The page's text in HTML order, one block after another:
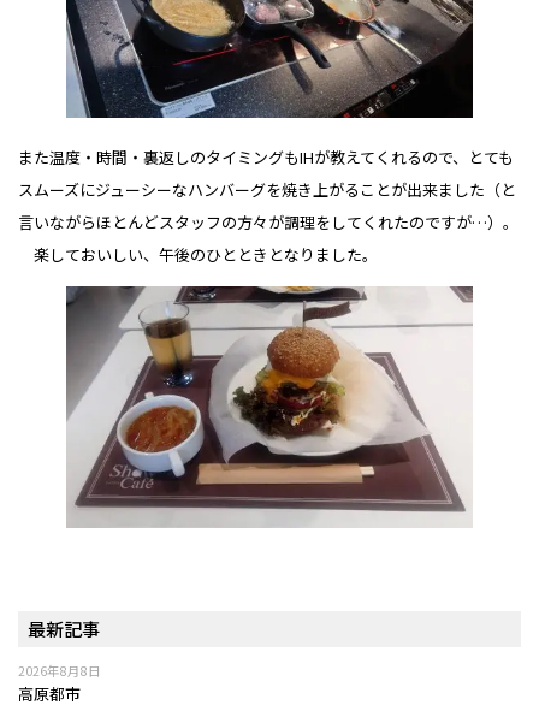
また温度・時間・裏返しのタイミングもIHが教えてくれるので、とても
スムーズにジューシーなハンバーグを焼き上がることが出来ました（と
言いながらほとんどスタッフの方々が調理をしてくれたのですが…）。
楽しておいしい、午後のひとときとなりました。
最新記事
高原都市
2026年8月8日